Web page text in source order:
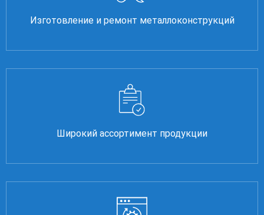
Изготовление и ремонт металлоконструкций
Широкий ассортимент продукции